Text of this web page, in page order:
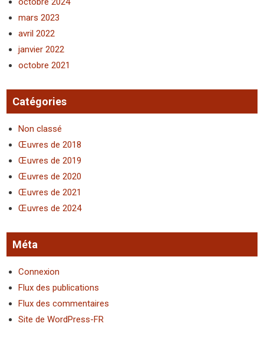
mars 2023
avril 2022
janvier 2022
octobre 2021
Catégories
Non classé
Œuvres de 2018
Œuvres de 2019
Œuvres de 2020
Œuvres de 2021
Œuvres de 2024
Méta
Connexion
Flux des publications
Flux des commentaires
Site de WordPress-FR